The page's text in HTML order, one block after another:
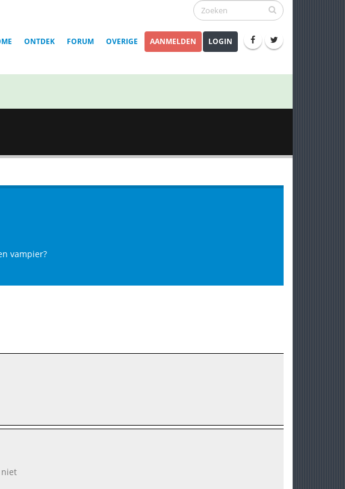
ONTDEK FORUM OVERIGE AANMELDEN LOGIN
vampier?